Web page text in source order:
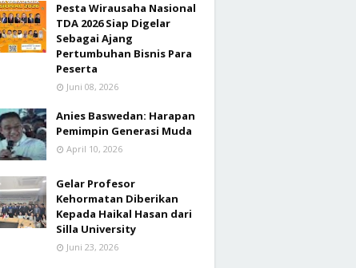
Pesta Wirausaha Nasional
TDA 2026 Siap Digelar
Sebagai Ajang
Pertumbuhan Bisnis Para
Peserta
Juni 08, 2026
Anies Baswedan: Harapan
Pemimpin Generasi Muda
April 10, 2026
Gelar Profesor
Kehormatan Diberikan
Kepada Haikal Hasan dari
Silla University
Juni 23, 2026